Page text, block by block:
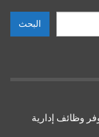
البحث
وظائف إدارية